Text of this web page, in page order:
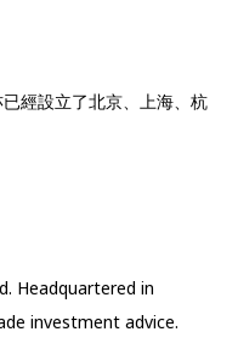
經設立了北京、上海、杭
Headquartered in
investment advice.